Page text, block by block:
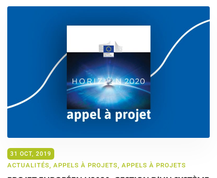
31 OCT, 2019
ACTUALITÉS APPELS À PROJETS APPELS À PROJETS